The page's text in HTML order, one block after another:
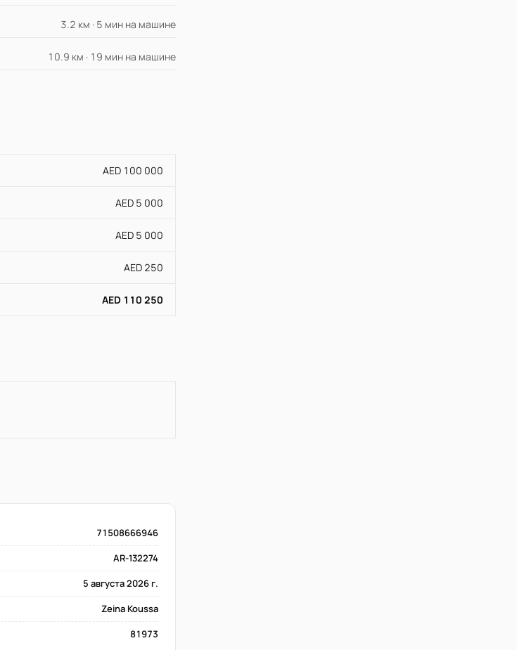
3.2 км · 5 мин на машине
10.9 км · 19 мин на машине
AED 100 000
AED 5 000
AED 5 000
AED 250
AED 110 250
71508666946
AR-132274
5 августа 2026 г.
Zeina Koussa
81973